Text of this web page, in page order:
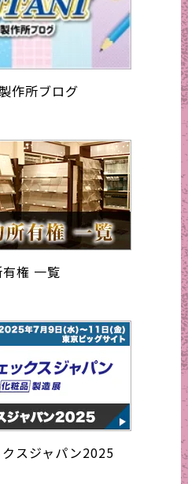
作所ブログ
権 一覧
スジャパン2025